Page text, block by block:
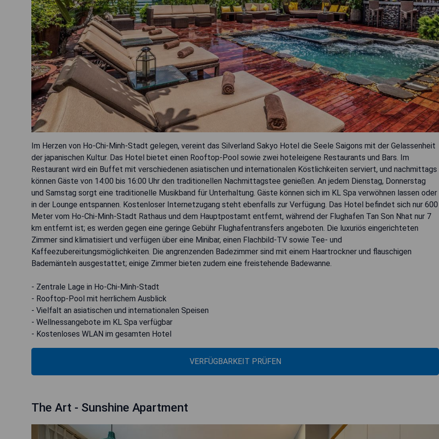
Im Herzen von Ho-Chi-Minh-Stadt gelegen, vereint das Silverland Sakyo Hotel die Seele Saigons mit der Gelassenheit
der japanischen Kultur. Das Hotel bietet einen Rooftop-Pool sowie zwei hoteleigene Restaurants und Bars. Im
Restaurant wird ein Buffet mit verschiedenen asiatischen und internationalen Köstlichkeiten serviert, und nachmittags
können Gäste von 14:00 bis 16:00 Uhr den traditionellen Nachmittagstee genießen. An jedem Dienstag, Donnerstag
und Samstag sorgt eine traditionelle Musikband für Unterhaltung. Gäste können sich im KL Spa verwöhnen lassen oder
in der Lounge entspannen. Kostenloser Internetzugang steht ebenfalls zur Verfügung. Das Hotel befindet sich nur 600
Meter vom Ho-Chi-Minh-Stadt Rathaus und dem Hauptpostamt entfernt, während der Flughafen Tan Son Nhat nur 7
km entfernt ist; es werden gegen eine geringe Gebühr Flughafentransfers angeboten. Die luxuriös eingerichteten
Zimmer sind klimatisiert und verfügen über eine Minibar, einen Flachbild-TV sowie Tee- und
Kaffeezubereitungsmöglichkeiten. Die angrenzenden Badezimmer sind mit einem Haartrockner und flauschigen
Bademänteln ausgestattet; einige Zimmer bieten zudem eine freistehende Badewanne.
- Zentrale Lage in Ho-Chi-Minh-Stadt
- Rooftop-Pool mit herrlichem Ausblick
- Vielfalt an asiatischen und internationalen Speisen
- Wellnessangebote im KL Spa verfügbar
- Kostenloses WLAN im gesamten Hotel
VERFÜGBARKEIT PRÜFEN
The Art - Sunshine Apartment